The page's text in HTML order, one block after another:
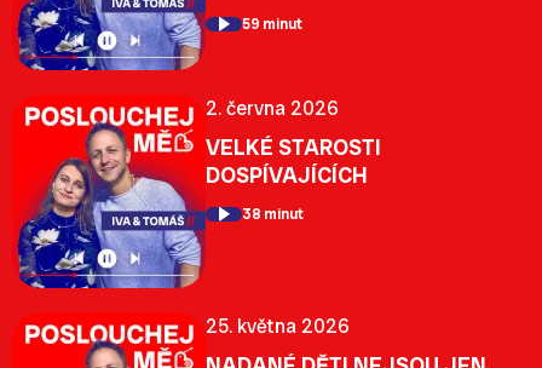
59 minut
2. června 2026
VELKÉ STAROSTI
DOSPÍVAJÍCÍCH
38 minut
25. května 2026